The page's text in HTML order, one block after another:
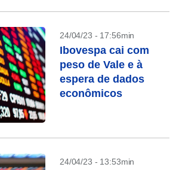
24/04/23 - 17:56min
Ibovespa cai com
peso de Vale e à
espera de dados
econômicos
24/04/23 - 13:53min